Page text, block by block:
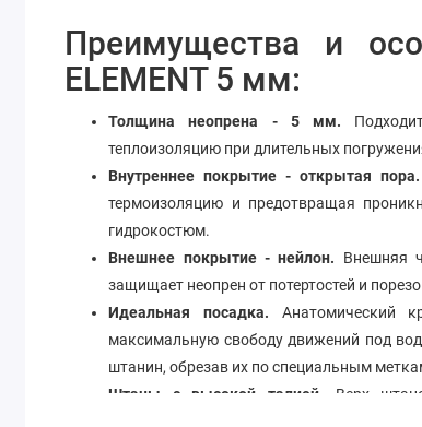
Преимущества и
ELEMENT 5 мм:
Толщина неопрена - 5 мм.
теплоизоляцию при длительных
Внутреннее покрытие - открытая пора.
термоизоляцию и предотвращая
гидрокостюм.
Внешнее покрытие - нейлон. Внешняя
защищает неопрен от потертостей и
Идеальная посадка. Анатомический
максимальную свободу движений под
штанин, обрезав их по специальным
Штаны с высокой талией.
Верх